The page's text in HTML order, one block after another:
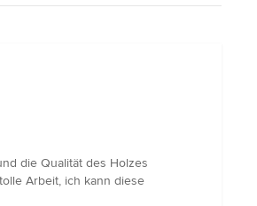
die Qualität des Holzes
Arbeit, ich kann diese